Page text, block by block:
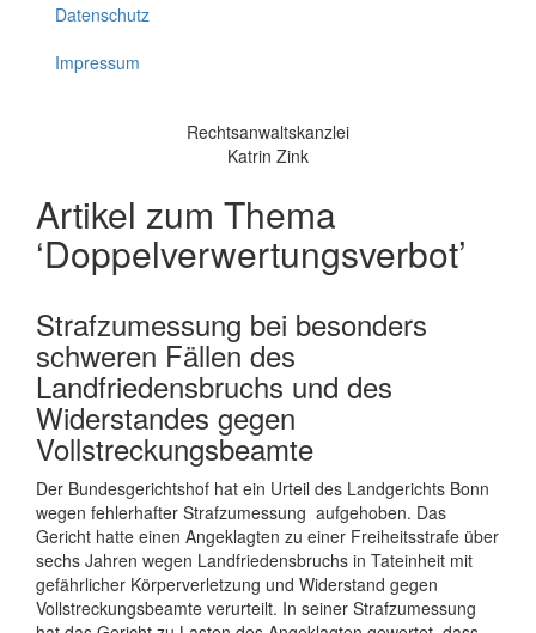
Datenschutz
Impressum
Rechtsanwaltskanzlei
Katrin Zink
Artikel zum Thema
‘Doppelverwertungsverbot’
Strafzumessung bei besonders
schweren Fällen des
Landfriedensbruchs und des
Widerstandes gegen
Vollstreckungsbeamte
Der Bundesgerichtshof hat ein Urteil des Landgerichts Bonn
wegen fehlerhafter Strafzumessung aufgehoben. Das
Gericht hatte einen Angeklagten zu einer Freiheitsstrafe über
sechs Jahren wegen Landfriedensbruchs in Tateinheit mit
gefährlicher Körperverletzung und Widerstand gegen
Vollstreckungsbeamte verurteilt. In seiner Strafzumessung